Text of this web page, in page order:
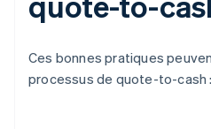
Ces bonnes pratiques
processus de quote-to-cash :